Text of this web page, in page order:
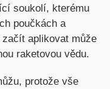
soukolí, kterému
poučkách a
aplikovat může
raketovou vědu.
protože vše